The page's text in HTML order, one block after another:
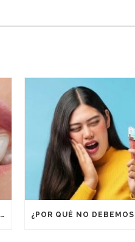
¿POR QUÉ ES IMPORTANTE USAR RETENEDORES DESPUÉS DE UN TRATAMIENTO DE ORTODONCIA?